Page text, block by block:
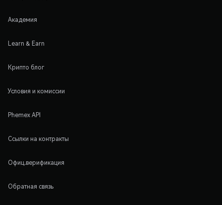
Академия
Learn & Earn
Крипто блог
Условия и комиссии
Phemex API
Ссылки на контракты
Офиц.верификация
Обратная связь